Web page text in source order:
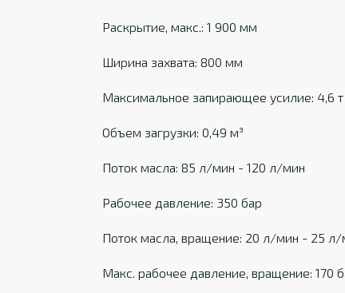
Раскрытие, макс.: 1 900 мм
Ширина захвата: 800 мм
Максимальное запирающее усилие: 4,6 т
Объем загрузки: 0,49 м³
Поток масла: 85 л/мин - 120 л/мин
Рабочее давление: 350 бар
Поток масла, вращение: 20 л/мин - 25 л/
Макс. рабочее давление, вращение: 170